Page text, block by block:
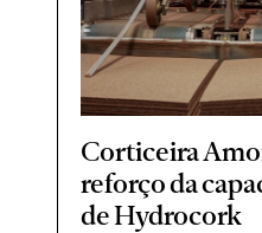
Corticeira
reforço da
de Hydrocork